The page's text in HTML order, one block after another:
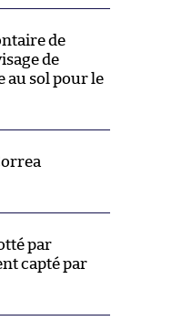
de
de
au sol pour le
par
capté par